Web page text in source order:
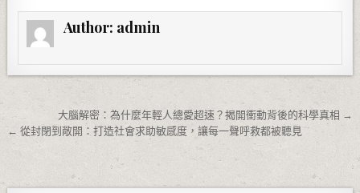
Author: admin
文章導覽大腦解密：為什麼年輕人總愛超速？揭開衝動背後的科學真相 →
← 從封閉到敞開：打造社會求助敏感度，讓每一聲呼救都被聽見